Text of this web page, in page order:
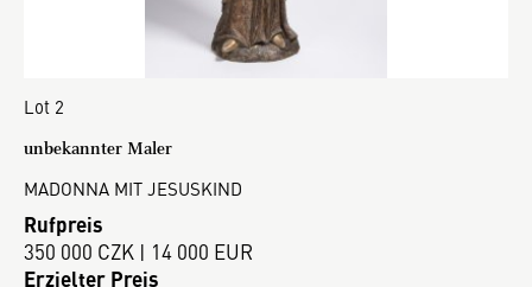
Lot 2
unbekannter Maler
MADONNA MIT JESUSKIND
Rufpreis
350 000 CZK | 14 000 EUR
Erzielter Preis